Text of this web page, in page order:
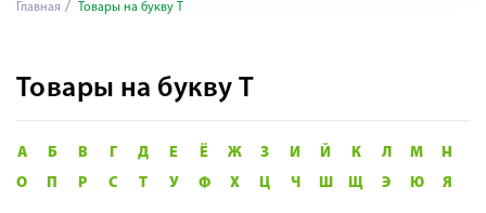
Главная Товары на букву T
Товары на букву T
А Б В Г Д Е Ё Ж З И Й К Л М
Н
О
П Р С Т У Ф Х Ц Ч Ш Щ Э Ю Я